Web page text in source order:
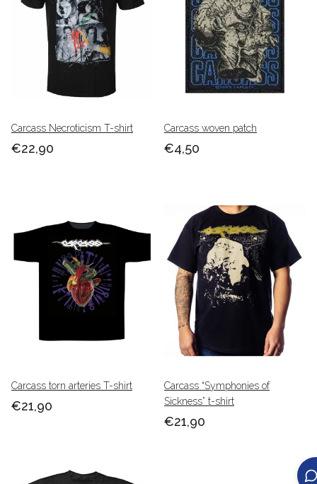
Carcass Necroticism T-shirt
€22,90
Carcass woven patch
€4,50
Carcass torn arteries T-shirt
€21,90
Carcass “Symphonies of
Sickness” t-shirt
€21,90